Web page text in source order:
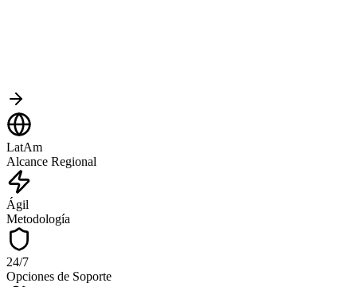
LatAm
Alcance Regional
Ágil
Metodología
24/7
Opciones de Soporte